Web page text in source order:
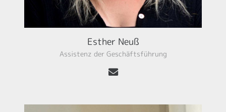
Esther Neuß
Assistenz der Geschäftsführung